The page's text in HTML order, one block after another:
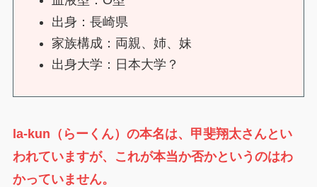
出身：長崎県
家族構成：両親、姉、妹
出身大学：日本大学？
la-kun（らーくん）の本名は、甲斐翔太さんとい
われていますが、これが本当か否かというのはわ
かっていません。